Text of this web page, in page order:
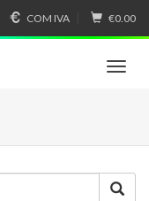
COM IVA €0.00
T
n
a